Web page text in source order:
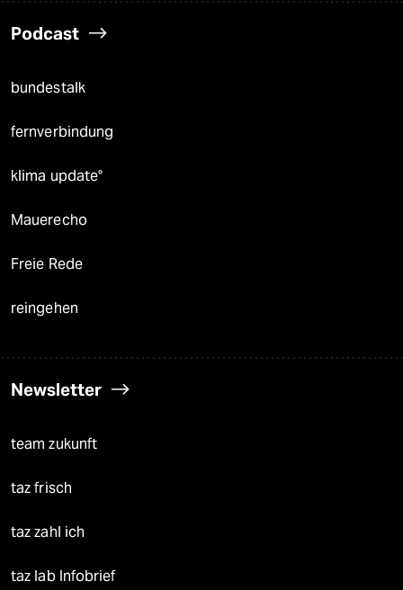
Podcast
bundestalk
fernverbindung
klima update°
Mauerecho
Freie Rede
reingehen
Newsletter
team zukunft
taz frisch
taz zahl ich
taz lab Infobrief